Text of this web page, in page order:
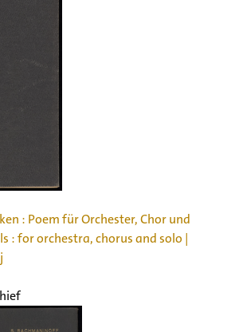
: Poem für Orchester, Chor und
: for orchestra, chorus and solo |